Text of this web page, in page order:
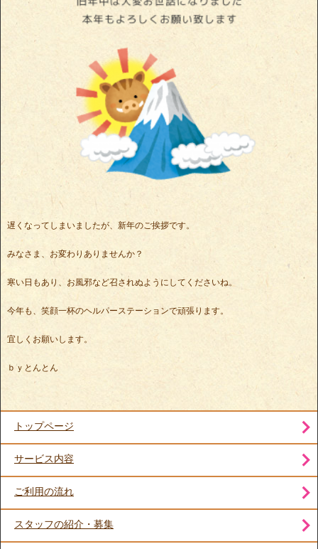
遅くなってしまいましたが、新年のご挨拶です。
みなさま、お変わりありませんか？
寒い日もあり、お風邪など召されぬようにしてくださいね。
今年も、笑顔一杯のヘルパーステーションで頑張ります。
宜しくお願いします。
ｂｙとんとん
トップページ
サービス内容
ご利用の流れ
スタッフの紹介・募集